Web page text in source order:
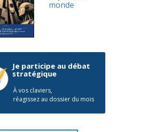
monde
Je participe au débat
stratégique
À vos claviers,
réagissez au dossier du mois